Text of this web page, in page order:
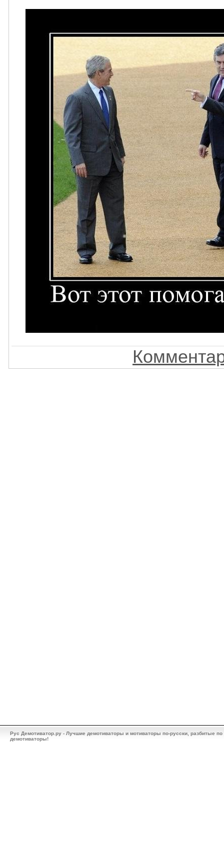
Рус Демотиватор.ру - Лучшие демотиваторы и мотиваторы по-русски, разбитые
демотиваторы!